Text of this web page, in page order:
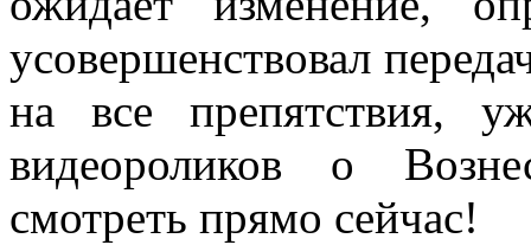
усовершенствовал
на все препятствия,
видеороликов о
смотреть прямо сейчас!